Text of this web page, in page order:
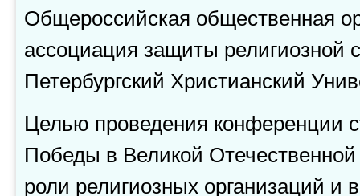
Общероссийская общественная
ассоциация защиты
Петербургский Христианский
Целью проведения конференции
Победы в Великой
роли религиозных организаций